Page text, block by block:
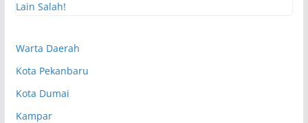
Warta Daerah
Kota Pekanbaru
Kota Dumai
Kampar